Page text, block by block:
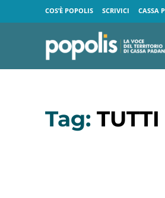
COS’È POPOLIS SCRIVICI CASSA
Tag: